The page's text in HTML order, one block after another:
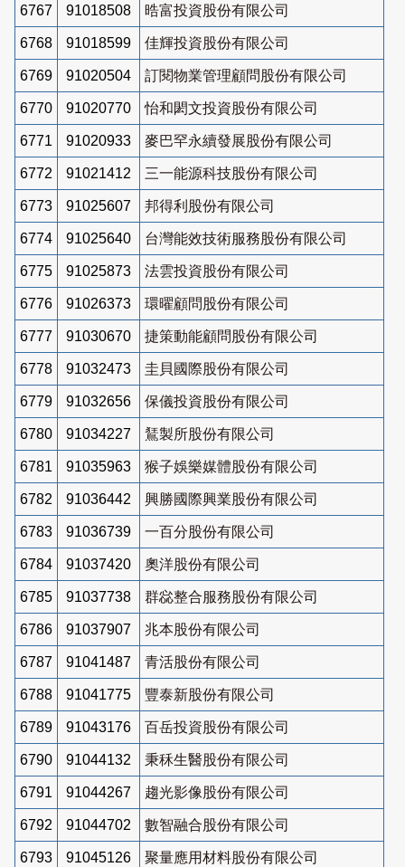
6767 91018508 晧富投資股份有限公司
6768 91018599 佳輝投資股份有限公司
6769 91020504 訂閱物業管理顧問股份有限公司
6770 91020770 怡和閎文投資股份有限公司
6771 91020933 麥巴罕永續發展股份有限公司
6772 91021412 三一能源科技股份有限公司
6773 91025607 邦得利股份有限公司
6774 91025640 台灣能效技術服務股份有限公司
6775 91025873 法雲投資股份有限公司
6776 91026373 環曜顧問股份有限公司
6777 91030670 捷策動能顧問股份有限公司
6778 91032473 圭貝國際股份有限公司
6779 91032656 保儀投資股份有限公司
6780 91034227 鵟製所股份有限公司
6781 91035963 猴子娛樂媒體股份有限公司
6782 91036442 興勝國際興業股份有限公司
6783 91036739 一百分股份有限公司
6784 91037420 奧洋股份有限公司
6785 91037738 群惢整合服務股份有限公司
6786 91037907 兆本股份有限公司
6787 91041487 青活股份有限公司
6788 91041775 豐泰新股份有限公司
6789 91043176 百岳投資股份有限公司
6790 91044132 秉秝生醫股份有限公司
6791 91044267 趨光影像股份有限公司
6792 91044702 數智融合股份有限公司
6793 91045126 聚量應用材料股份有限公司